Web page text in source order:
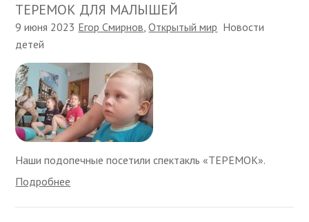
ТЕРЕМОК ДЛЯ МАЛЫШЕЙ
9 июня 2023 Егор Смирнов,Открытый мир Новости
детей
Наши подопечные посетили спектакль «ТЕРЕМОК».
Подробнее